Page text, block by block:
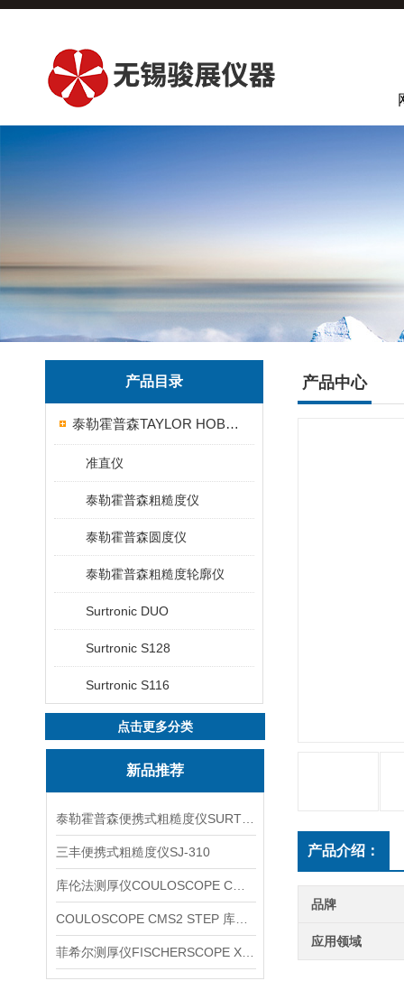
产品目录
泰勒霍普森TAYLOR HOBSON粗糙度仪
准直仪
泰勒霍普森粗糙度仪
泰勒霍普森圆度仪
泰勒霍普森粗糙度轮廓仪
Surtronic DUO
Surtronic S128
Surtronic S116
点击更多分类
新品推荐
三丰便携式粗糙度仪SJ-310
产品中心
产品介绍：
品牌
应用领域